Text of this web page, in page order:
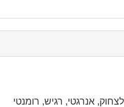
אנרגטי, רגיש, רומנטי